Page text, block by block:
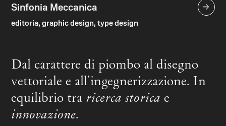
Sinfonia Meccanica 
editoria, graphic design, type design
Dal carattere di piombo al disegno
vettoriale e all’ingegnerizzazione. In
equilibrio tra ricerca storica e
innovazione.